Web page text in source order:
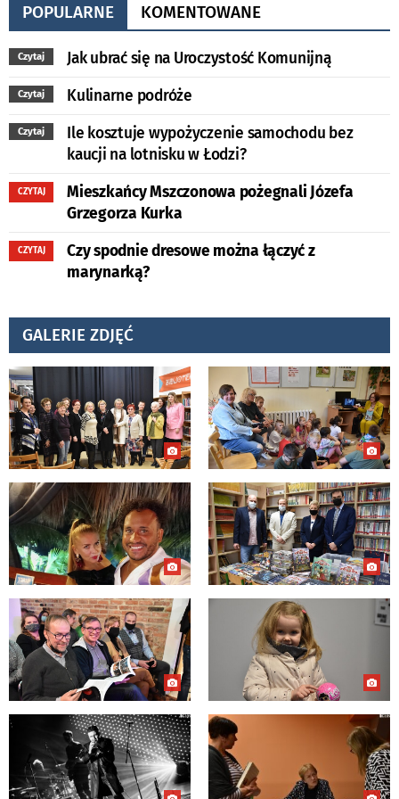
POPULARNE KOMENTOWANE
Czytaj Jak ubrać się na Uroczystość Komunijną
Czytaj Kulinarne podróże
Czytaj
Ile kosztuje wypożyczenie samochodu bez
kaucji na lotnisku w Łodzi?
CZYTAJ
Mieszkańcy Mszczonowa pożegnali Józefa
Grzegorza Kurka
CZYTAJ
Czy spodnie dresowe można łączyć z
marynarką?
GALERIE ZDJĘĆ